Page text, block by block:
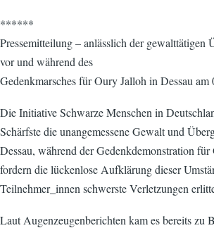
******
Pressemitteilung – anlässlich der gewalttätigen
vor und während des
Gedenkmarsches für Oury Jalloh in Dessau am
Die Initiative Schwarze Menschen in
Schärfste die unangemessene Gewalt und
Dessau, während der Gedenkdemonstration
fordern die lückenlose Aufklärung dieser
Teilnehmer_innen schwerste Verletzungen
Laut Augenzeugenberichten kam es bereits zu